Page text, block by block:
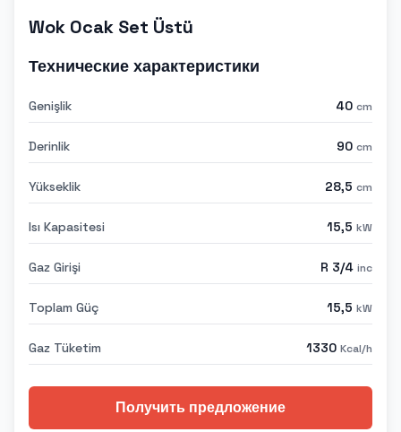
Wok Ocak Set Üstü
Технические характеристики
Genişlik 40 cm
Derinlik 90 cm
Yükseklik 28,5 cm
Isı Kapasitesi 15,5 kW
Gaz Girişi R 3/4 inc
Toplam Güç 15,5 kW
Gaz Tüketim 1330 Kcal/h
Получить предложение